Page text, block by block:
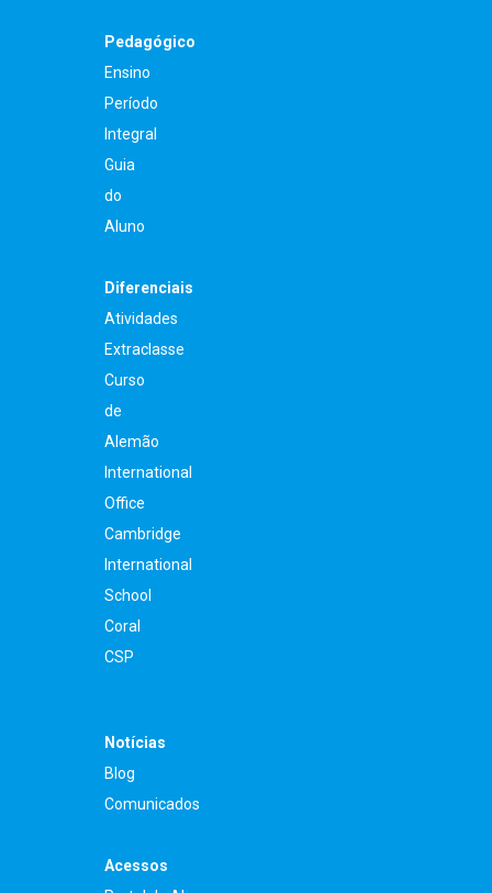
Pedagógico
Ensino
Período
Integral
Guia
do
Aluno
Diferenciais
Atividades
Extraclasse
Curso
de
Alemão
International
Office
Cambridge
International
School
Coral
CSP
Notícias
Blog
Comunicados
Acessos